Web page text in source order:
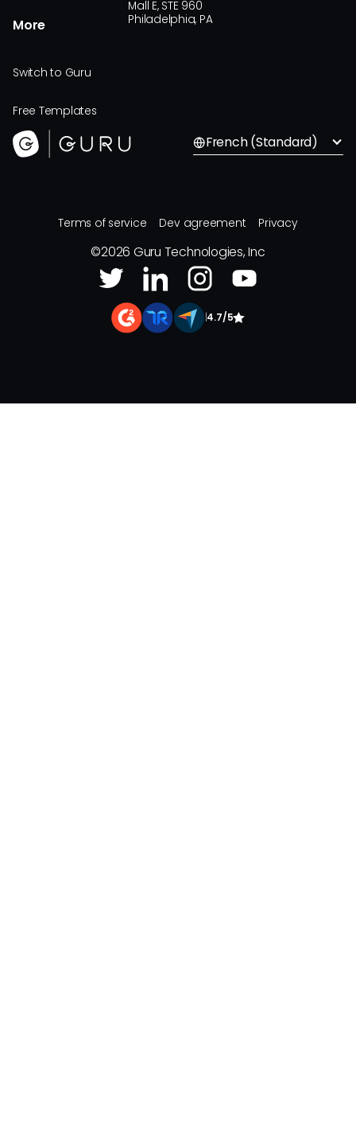
More
Switch to Guru
Free Templates
Mall E, STE 960
Philadelphia, PA
French (Standard)
Terms of service Dev agreement Privacy
©2026 Guru Technologies, Inc
4.7/5